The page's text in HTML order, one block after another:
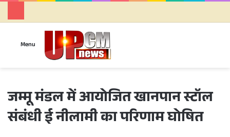
Menu
जम्मू मंडल में आयोजित खानपान स्टॉल
संबंधी ई नीलामी का परिणाम घोषित